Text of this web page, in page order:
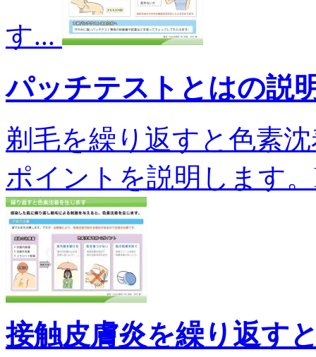
す...
パッチテストとはの説
剃毛を繰り返すと色素
ポイントを説明します
接触皮膚炎を繰り返す